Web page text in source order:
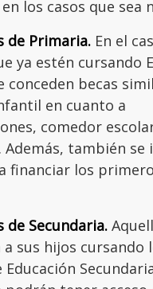
los casos que sea
de Primaria. En el
ya estén cursando
conceden becas
en cuanto a
comedor
también se
financiar los
de Secundaria.
sus hijos cursando